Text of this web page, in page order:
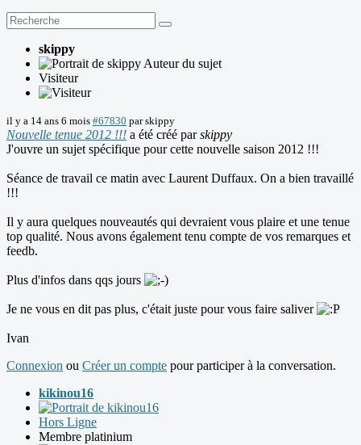
skippy
Auteur du sujet
Visiteur
il y a 14 ans 6 mois #67830 parskippy
Nouvelle tenue 2012 !!! a été créé parskippy
J'ouvre un sujet spécifique pour cette nouvelle saison 2012 !!!
Séance de travail ce matin avec Laurent Duffaux. On a bien travaillé
!!!
Il y aura quelques nouveautés qui devraient vous plaire et une tenue
top qualité. Nous avons également tenu compte de vos remarques et
feedb.
Plus d'infos dans qqs jours
Je ne vous en dit pas plus, c'était juste pour vous faire saliver
Ivan
Connexion ou Créer un compte pour participer à la conversation.
kikinou16
Hors Ligne
Membre platinium